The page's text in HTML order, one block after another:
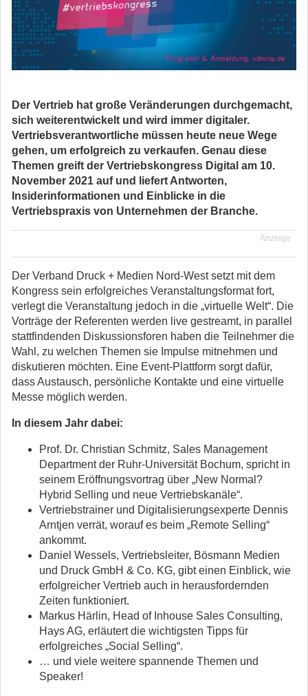
Der Vertrieb hat große Veränderungen durchgemacht,
sich weiterentwickelt und wird immer digitaler.
Vertriebsverantwortliche müssen heute neue Wege
gehen, um erfolgreich zu verkaufen. Genau diese
Themen greift der Vertriebskongress Digital am 10.
November 2021 auf und liefert Antworten,
Insiderinformationen und Einblicke in die
Vertriebspraxis von Unternehmen der Branche.
Anzeige
Der Verband Druck + Medien Nord-West setzt mit dem
Kongress sein erfolgreiches Veranstaltungsformat fort,
verlegt die Veranstaltung jedoch in die „virtuelle Welt“. Die
Vorträge der Referenten werden live gestreamt, in parallel
stattfindenden Diskussionsforen haben die Teilnehmer die
Wahl, zu welchen Themen sie Impulse mitnehmen und
diskutieren möchten. Eine Event-Plattform sorgt dafür,
dass Austausch, persönliche Kontakte und eine virtuelle
Messe möglich werden.
In diesem Jahr dabei:
Prof. Dr. Christian Schmitz, Sales Management
Department der Ruhr-Universität Bochum, spricht in
seinem Eröffnungsvortrag über „New Normal?
Hybrid Selling und neue Vertriebskanäle“.
Vertriebstrainer und Digitalisierungsexperte Dennis
Arntjen verrät, worauf es beim „Remote Selling“
ankommt.
Daniel Wessels, Vertriebsleiter, Bösmann Medien
und Druck GmbH & Co. KG, gibt einen Einblick, wie
erfolgreicher Vertrieb auch in herausfordernden
Zeiten funktioniert.
Markus Härlin, Head of Inhouse Sales Consulting,
Hays AG, erläutert die wichtigsten Tipps für
erfolgreiches „Social Selling“.
… und viele weitere spannende Themen und
Speaker!